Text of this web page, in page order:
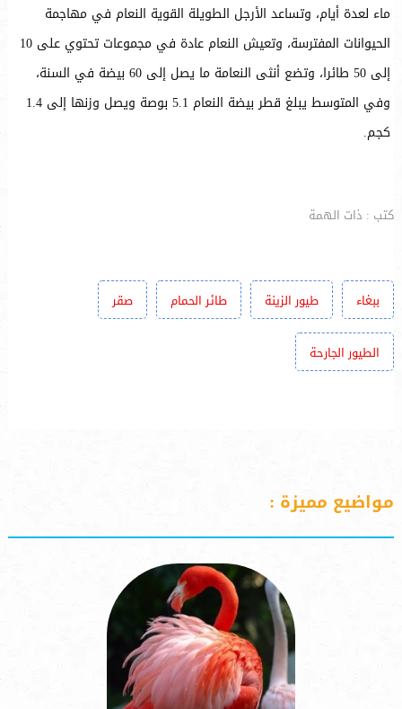
ماء لعدة أيام، وتساعد الأرجل الطويلة القوية النعام في مهاجمة
الحيوانات المفترسة، وتعيش النعام عادة في مجموعات تحتوي على 10
إلى 50 طائرا، وتضع أنثى النعامة ما يصل إلى 60 بيضة في السنة،
وفي المتوسط يبلغ قطر بيضة النعام 5.1 بوصة ويصل وزنها إلى 1.4
كجم.
كتب : ذات الهمة
ببغاء طيور الزينة طائر الحمام صقر
الطيور الجارحة
مواضيع مميزة :